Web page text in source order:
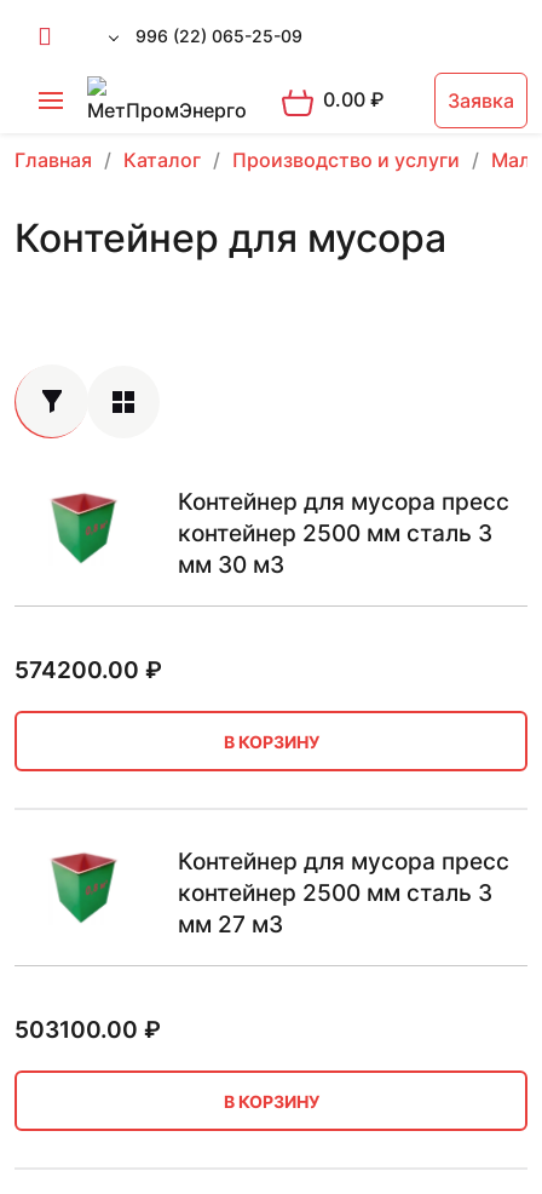
996 (22) 065-25-09
0.00₽ Заявка
Главная Каталог Производство и услуги
Контейнер для мусора
Контейнер для мусора пресс
контейнер 2500 мм сталь 3
мм 30 м3
574200.00 ₽
В КОРЗИНУ
Контейнер для мусора пресс
контейнер 2500 мм сталь 3
мм 27 м3
503100.00 ₽
В КОРЗИНУ